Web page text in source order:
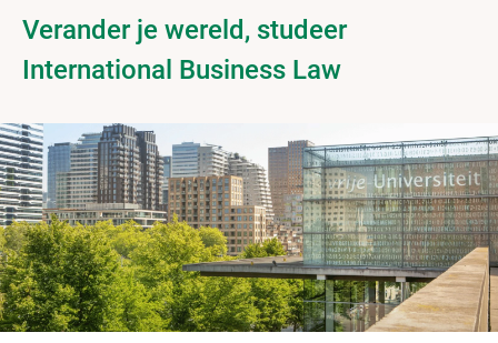
Verander je wereld, studeer
International Business Law